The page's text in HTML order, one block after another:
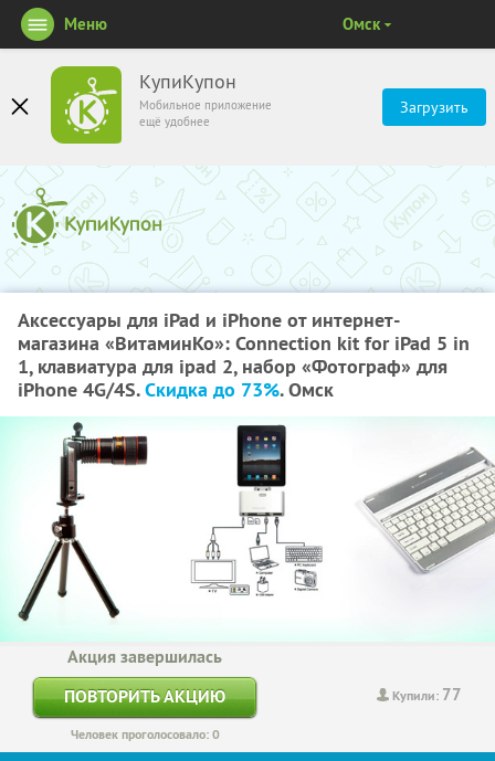
КупиКупон
Мобильное приложение
ещё удобнее
Загрузить
Меню Омск
Аксессуары для iPad и iPhone от интернет-
магазина «ВитаминКо»: Connection kit for iPad 5 in
1, клавиатура для ipad 2, набор «Фотограф» для
iPhone 4G/4S.Скидка до 73%. Омск
Купили: 77
Акция завершилась
ПОВТОРИТЬ АКЦИЮ
Человек проголосовало: 0